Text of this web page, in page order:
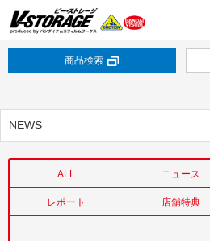
商品検索
NEWS
ALL ニュース
レポート 店舗特典